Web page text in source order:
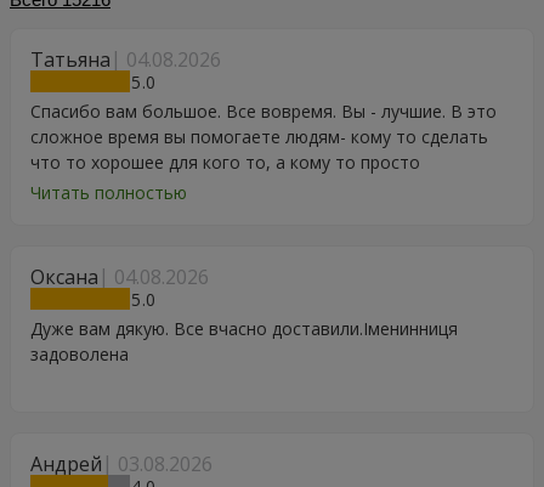
Татьяна 04.08.2026
5
Спасибо вам большое. Все вовремя. Вы - лучшие. В это
сложное время вы помогаете людям- кому то сделать
что то хорошее для кого то, а кому то просто
порадоваться цветам, подарку, тортику, поздравлению.
Читать полностью
Оксана 04.08.2026
5
Дуже вам дякую. Все вчасно доставили.Іменинниця
задоволена
Андрей 03.08.2026